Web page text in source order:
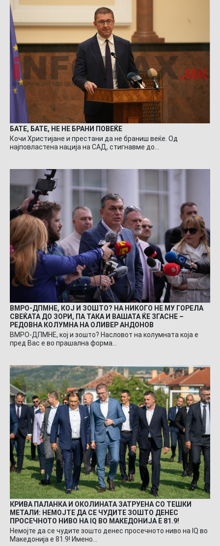
БАТЕ, БАТЕ, НЕ НЕ БРАНИ ПОВЕЌЕ
Кочи Христијане и престани да не браниш веќе. Од
најповластена нација на САД, стигнавме до…
ВМРО-ДПМНЕ, КОЈ И ЗОШТО? НА НИКОГО НЕ МУ ГОРЕЛА
СВЕЌАТА ДО ЗОРИ, ПА ТАКА И ВАШАТА ЌЕ ЗГАСНЕ –
РЕДОВНА КОЛУМНА НА ОЛИВЕР АНДОНОВ
ВМРО-ДПМНЕ, кој и зошто? Насловот на колумната која е
пред Вас е во прашална форма…
КРИВА ПАЛАНКА И ОКОЛИНАТА ЗАТРУЕНА СО ТЕШКИ
МЕТАЛИ: НЕМОЈТЕ ДА СЕ ЧУДИТЕ ЗОШТО ДЕНЕС
ПРОСЕЧНОТО НИВО НА IQ ВО МАКЕДОНИЈА Е 81.9!
Немојте да се чудите зошто денес просечното ниво на IQ во
Македонија е 81.9! Имено…